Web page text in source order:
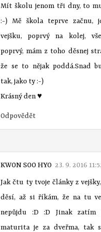
Mít školu jenom tři dny, to
:-) Mě škola teprve začnu,
vejšku, poprvý na kolej,
poprvý, mám z toho děsnej
že se to nějak poddá.Snad
tak, jako ty :-)
Krásný den ♥
Odpovědět
KWON SOO HYO 23. 9. 2016
Jak čtu ty tvoje články z
děsí, až si říkám, že na tu
nepůjdu :D :D Jinak zatím
maturita je za dveřma, tak